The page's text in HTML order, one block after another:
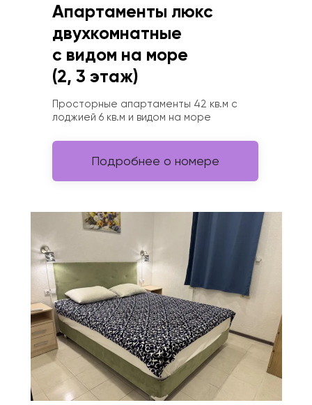
Подробнее о номере
Апартаменты люкс
двухкомнатные
с видом на море
‌(2, 3 этаж)
Просторные апартаменты 42 кв.м с
лоджией 6 кв.м и видом на море